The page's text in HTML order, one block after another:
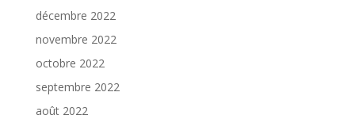
décembre 2022
novembre 2022
octobre 2022
septembre 2022
août 2022